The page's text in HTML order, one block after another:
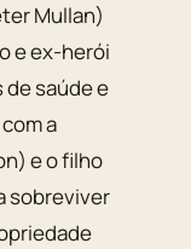
Mullan)
e ex-herói
de saúde e
a
e o filho
sobreviver